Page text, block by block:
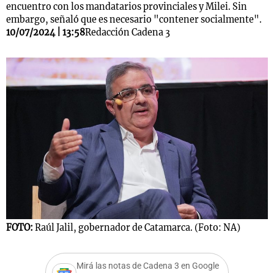
encuentro con los mandatarios provinciales y Milei. Sin
embargo, señaló que es necesario "contener socialmente".
10/07/2024 | 13:58Redacción Cadena 3
FOTO: Raúl Jalil, gobernador de Catamarca. (Foto: NA)
Mirá las notas de Cadena 3 en Google
Notas
Mundial 2026
Notas
Cadena 3